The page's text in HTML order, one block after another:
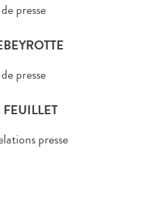
presse
presse
presse